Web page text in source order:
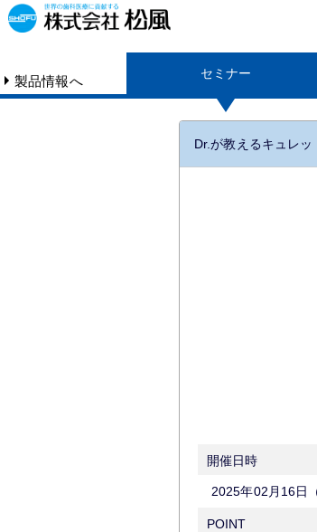
製品情報へ セミナー
Dr.が教えるキュレ
開催日時
2025年02月16日
POINT